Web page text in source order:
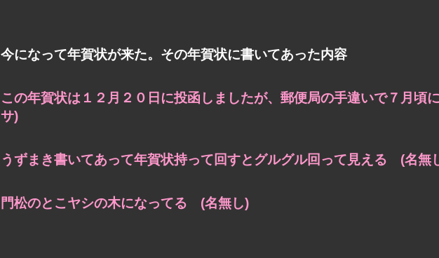
今になって年賀状が来た。その年賀状に書いてあった内容
この年賀状は１２月２０日に投函しましたが、郵便局の手違いで７月
サ)
うずまき書いてあって年賀状持って回すとグルグル回って見える (名無
門松のとこヤシの木になってる (名無し)